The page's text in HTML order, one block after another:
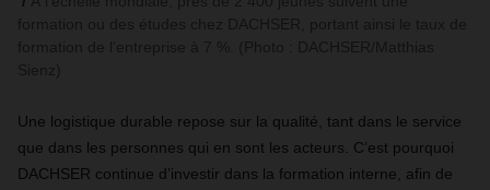
Une logistique durable repose sur la qualité, tant dans le service
que dans les personnes qui en sont les acteurs. C’est pourquoi
DACHSER continue d’investir dans la formation interne, afin de